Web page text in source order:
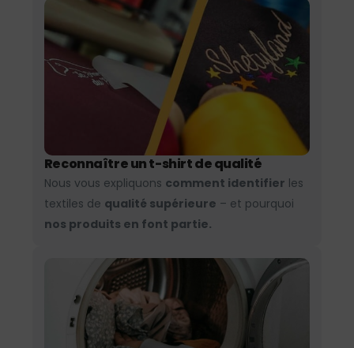
Reconnaître un t-shirt de qualité
Nous vous expliquons comment identifier les
textiles de qualité supérieure – et pourquoi
nos produits en font partie.